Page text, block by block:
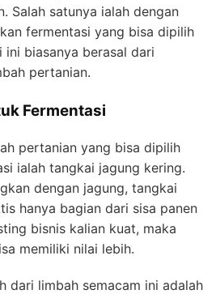
Salah satunya ialah dengan
fermentasi yang bisa dipilih
ini biasanya berasal dari
pertanian.
Fermentasi
pertanian yang bisa dipilih
ialah tangkai jagung kering.
dengan jagung, tangkai
hanya bagian dari sisa panen
bisnis kalian kuat, maka
memiliki nilai lebih.
dari limbah semacam ini adalah